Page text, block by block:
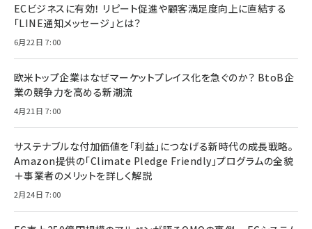
ECビジネスに有効！ リピート促進や顧客満足度向上に直結する
「LINE通知メッセージ」とは？
6月22日 7:00
欧米トップ企業はなぜマーケットプレイス化を急ぐのか？ BtoB企
業の競争力を高める新潮流
4月21日 7:00
サステナブルな付加価値を「利益」につなげる新時代の成長戦略。
Amazon提供の「Climate Pledge Friendly」プログラムの全貌
＋事業者のメリットを詳しく解説
2月24日 7:00